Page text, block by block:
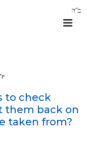
to check
them back on
taken from?